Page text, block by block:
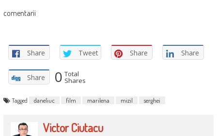
comentarii
Share Tweet Share Share
Share 0 Total
Shares
Tagged daneliuc film marilena mizil serghei
Victor Ciutacu